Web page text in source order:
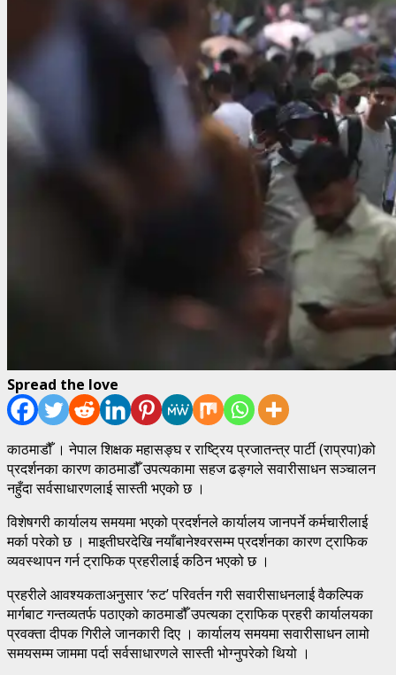
Spread the love
काठमाडौँ । नेपाल शिक्षक महासङ्घ र राष्ट्रिय प्रजातन्त्र पार्टी (राप्रपा)को
प्रदर्शनका कारण काठमाडौँ उपत्यकामा सहज ढङ्गले सवारीसाधन सञ्चालन
नहुँदा सर्वसाधारणलाई सास्ती भएको छ ।
विशेषगरी कार्यालय समयमा भएको प्रदर्शनले कार्यालय जानपर्ने कर्मचारीलाई
मर्का परेको छ । माइतीघरदेखि नयाँबानेश्वरसम्म प्रदर्शनका कारण ट्राफिक
व्यवस्थापन गर्न ट्राफिक प्रहरीलाई कठिन भएको छ ।
प्रहरीले आवश्यकताअनुसार ‘रुट’ परिवर्तन गरी सवारीसाधनलाई वैकल्पिक
मार्गबाट गन्तव्यतर्फ पठाएको काठमाडौँ उपत्यका ट्राफिक प्रहरी कार्यालयका
प्रवक्ता दीपक गिरीले जानकारी दिए । कार्यालय समयमा सवारीसाधन लामो
समयसम्म जाममा पर्दा सर्वसाधारणले सास्ती भोग्नुपरेको थियो ।